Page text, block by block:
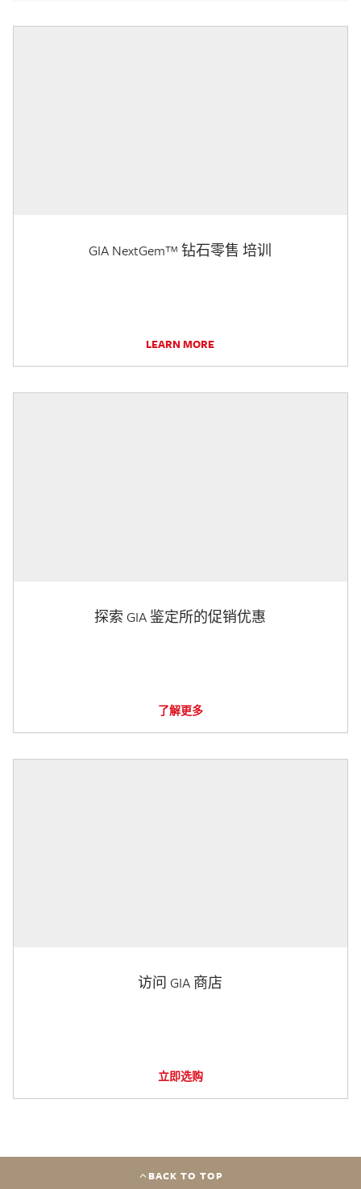
GIA NextGem™ 钻石零售 培训
LEARN MORE
探索 GIA 鉴定所的促销优惠
了解更多
访问 GIA 商店
立即选购
BACK TO TOP